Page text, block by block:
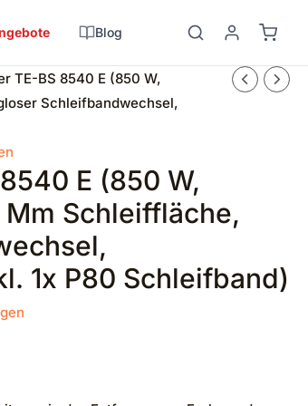
Blog
TE-BS 8540 E (850 W,
Schleifbandwechsel,
E (850 W,
Schleiffläche,
1x P80 Schleifband)